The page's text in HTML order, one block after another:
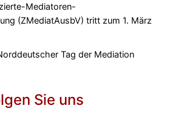
Mediatoren-
(ZMediatAusbV) tritt zum 1. März
Tag der Mediation
Sie uns